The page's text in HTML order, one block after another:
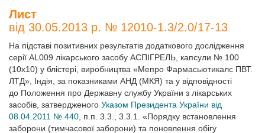
Лист
від 30.05.2013 р. № 12010-1.3/2.0/17-13
На підставі позитивних результатів додаткового дослідження
серії AL009 лікарського засобу АСПІГРЕЛЬ, капсули № 100
(10х10) у блістері, виробництва «Мепро Фармасьютикалс ПВТ.
ЛТД», Індія, за показниками АНД (МКЯ) та у відповідності
до Положення про Державну службу України з лікарських
засобів, затвердженого Указом Президента України від
08.04.2011 № 440 , п.п. 3.3., 3.3.1. «Порядку встановлення
заборони (тимчасової заборони) та поновлення обігу